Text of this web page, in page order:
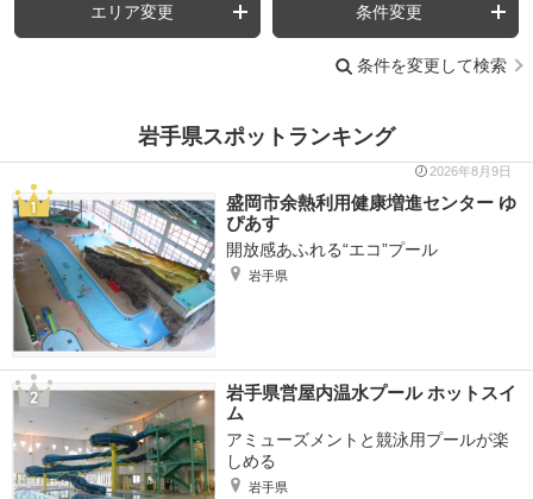
エリア変更 条件変更
条件を変更して検索
岩手県スポットランキング
2026年8月9日
盛岡市余熱利用健康増進センター ゆ
ぴあす
開放感あふれる“エコ”プール
岩手県
岩手県営屋内温水プール ホットスイ
ム
アミューズメントと競泳用プールが楽
しめる
岩手県